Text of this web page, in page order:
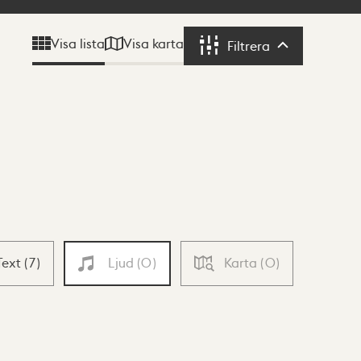
Visa lista Visa karta Filtrera Filtrera
(7) Ljud (0) Karta (0)